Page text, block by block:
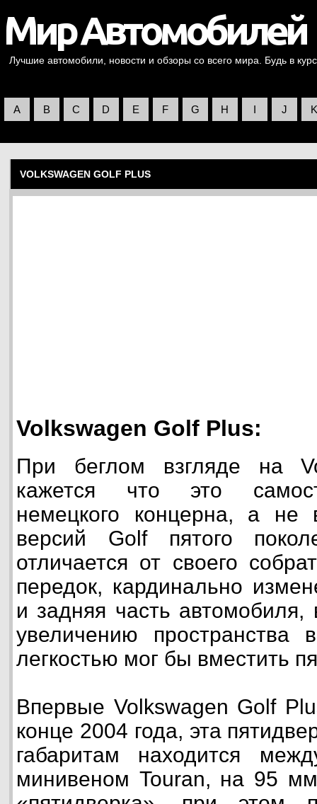
Лучшие автомобили, новости и обзоры со всего мира. Будь в
A B C D E F G H I J K
VOLKSWAGEN GOLF PLUS
Volkswagen Golf Plus:
При беглом взгляде на
кажется что это
немецкого концерна, а
версий Golf пятого
отличается от своего
передок, кардинально
и задняя часть автомобиля,
увеличению пространства
легкостью мог бы вместить
Впервые Volkswagen Golf
конце 2004 года, эта
габаритам находится
минивеном Touran, на 95